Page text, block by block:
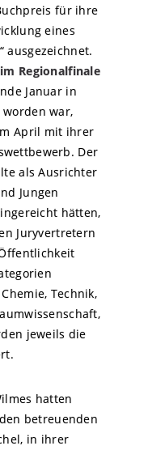
für ihre
eines
ausgezeichnet.
Regionalfinale
Januar in
war,
April mit ihrer
Der
als Ausrichter
Jungen
hätten,
Juryvertretern
Technik,
jeweils die
hatten
betreuenden
in ihrer